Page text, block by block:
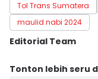
Tol Trans Sumatera
maulid nabi 2024
Editorial Team
Editor
Tonton lebih seru